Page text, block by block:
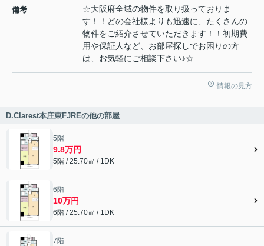
備考
☆大阪府全域の物件を取り扱っておりま
す！！どの会社様よりも迅速に、たくさんの
物件をご紹介させていただきます！！初期費
用や保証人など、お部屋探しでお困りの方
は、お気軽にご相談下さい♪☆
情報の見方
D.Clarest本庄東FJREの他の部屋
5階
9.8万円
5階 / 25.70㎡ / 1DK
6階
10万円
6階 / 25.70㎡ / 1DK
7階